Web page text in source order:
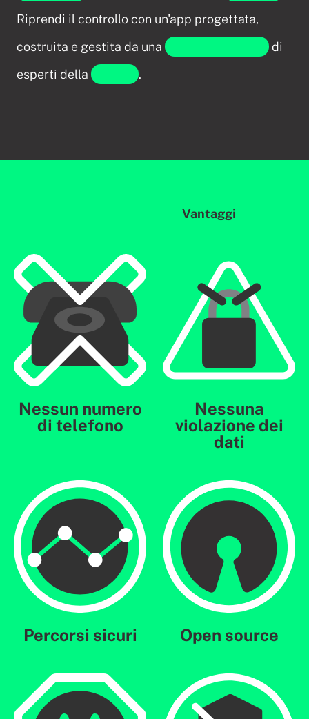
Riprendi il controllo con un'app progettata,
costruita e gestita da una
di
esperti della
.
Vantaggi
Nessun numero
di telefono
Nessuna
violazione dei
dati
Percorsi sicuri Open source